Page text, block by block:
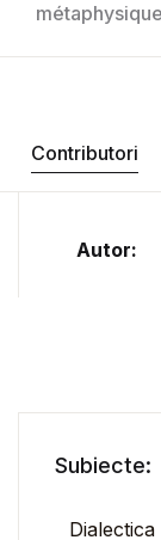
Contributori
Autor:
Subiecte:
Dialectica